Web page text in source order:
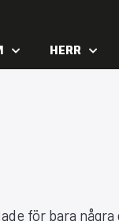
HERR
för bara några